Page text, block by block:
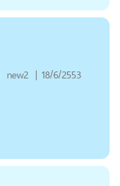
new2 | 18/6/2553